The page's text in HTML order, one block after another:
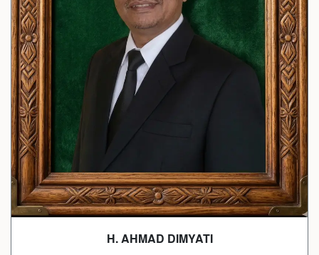
H. AHMAD DIMYATI